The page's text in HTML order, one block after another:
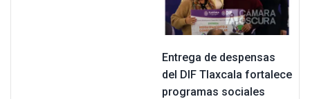
Entrega de despensas
del DIF Tlaxcala fortalece
programas sociales